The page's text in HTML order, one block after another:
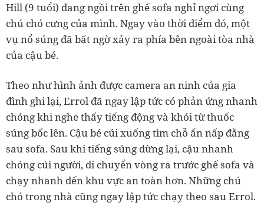
Hill (9 tuổi) đang ngồi trên ghế sofa nghỉ ngơi cùng
chú chó cưng của mình. Ngay vào thời điểm đó, một
vụ nổ súng đã bất ngờ xảy ra phía bên ngoài tòa nhà
của cậu bé.
Theo như hình ảnh được camera an ninh của gia
đình ghi lại, Errol đã ngay lập tức có phản ứng nhanh
chóng khi nghe thấy tiếng động và khói từ thuốc
súng bốc lên. Cậu bé cúi xuống tìm chỗ ẩn nấp đằng
sau sofa. Sau khi tiếng súng dừng lại, cậu nhanh
chóng cúi người, di chuyển vòng ra trước ghế sofa và
chạy nhanh đến khu vực an toàn hơn. Những chú
chó trong nhà cũng ngay lập tức chạy theo sau Errol.